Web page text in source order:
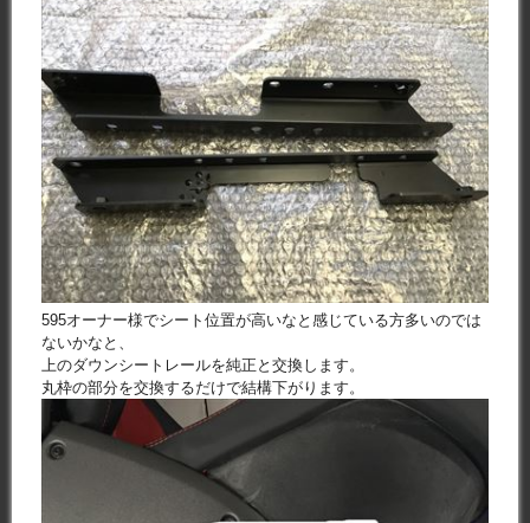
595オーナー様でシート位置が高いなと感じている方多いのでは
ないかなと、
上のダウンシートレールを純正と交換します。
丸枠の部分を交換するだけで結構下がります。